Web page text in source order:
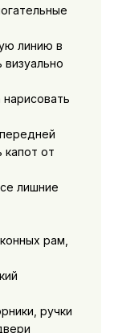
линию в
капот от
лишние
рам,
ручки